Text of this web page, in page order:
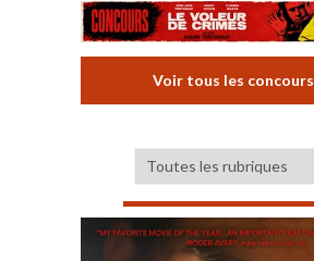
Voir tous les concours